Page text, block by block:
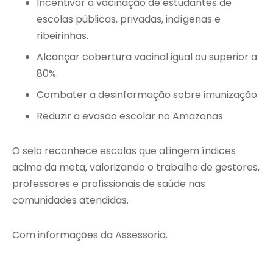
Incentivar a vacinação de estudantes de
escolas públicas, privadas, indígenas e
ribeirinhas.
Alcançar cobertura vacinal igual ou superior a
80%.
Combater a desinformação sobre imunização.
Reduzir a evasão escolar no Amazonas.
O selo reconhece escolas que atingem índices
acima da meta, valorizando o trabalho de gestores,
professores e profissionais de saúde nas
comunidades atendidas.
Com informações da Assessoria.